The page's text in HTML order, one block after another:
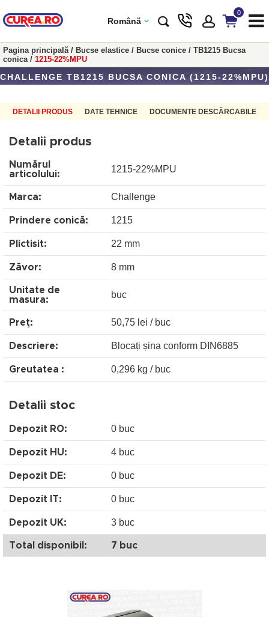
Română
0
Pagina principală/ Bucse elastice / Bucse conice / TB1215 Bucsa
conica/ 1215-22%MPU
CHALLENGE TB1215 BUCSA CONICA (1215-22%MPU)
DETALII PRODUS DATE TEHNICE DOCUMENTE DESCĂRCABILE
Detalii produs
Numărul
articolului:
1215-22%MPU
Marca: Challenge
Prindere conică: 1215
Plictisit: 22 mm
Zăvor: 8 mm
Unitate de
masura:
buc
Preţ: 50,75 lei / buc
Descriere: Blocați șina conform DIN6885
Greutatea : 0,296 kg / buc
Detalii stoc
Depozit RO: 0 buc
Depozit HU: 4 buc
Depozit DE: 0 buc
Depozit IT: 0 buc
Depozit UK: 3 buc
Total disponibil: 7 buc